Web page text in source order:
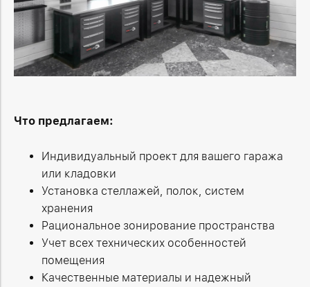
Что предлагаем:
Индивидуальный проект для вашего гаража
или кладовки
Установка стеллажей, полок, систем
хранения
Рациональное зонирование пространства
Учет всех технических особенностей
помещения
Качественные материалы и надежный